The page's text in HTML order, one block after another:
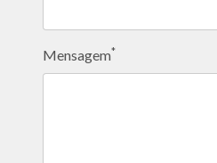
Mensagem*